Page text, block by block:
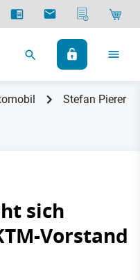
Stefan Pierer
sich
Vorstand